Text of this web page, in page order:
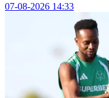
07-08-2026 14:33